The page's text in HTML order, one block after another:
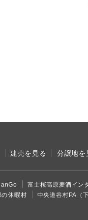
建売を見る 分譲地を
富士桜高原麦酒イン
の休暇村 中央道谷村PA（下